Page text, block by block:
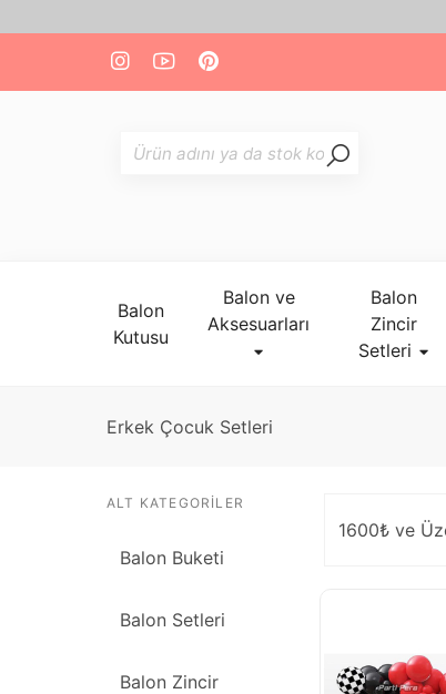
Balon
Kutusu
Balon ve
Aksesuarları
Balon
Zincir
Setleri
Erkek Çocuk Setleri
ALT KATEGORILER
Balon Buketi
Balon Setleri
Balon Zincir
1600₺ ve